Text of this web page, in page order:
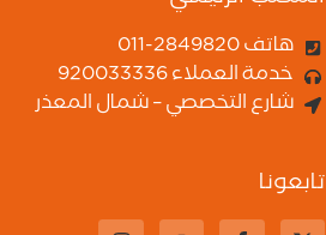
هاتف 2849820-011
خدمة العملاء 920033336
شارع التخصصي – شمال المعذر
تابعونا